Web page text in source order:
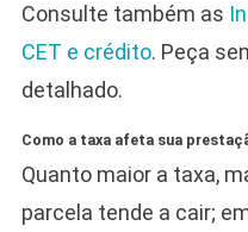
Consulte também as
CET e crédito. Peça
detalhado.
Como a taxa afeta sua
Quanto maior a taxa,
parcela tende a cair;